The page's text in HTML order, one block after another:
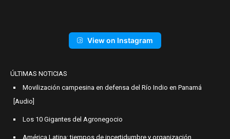
View on Instagram
ÚLTIMAS NOTICIAS
Movilización campesina en defensa del Río Indio en Panamá
[Audio]
Los 10 Gigantes del Agronegocio
América Latina: tiempos de incertidumbre y organización